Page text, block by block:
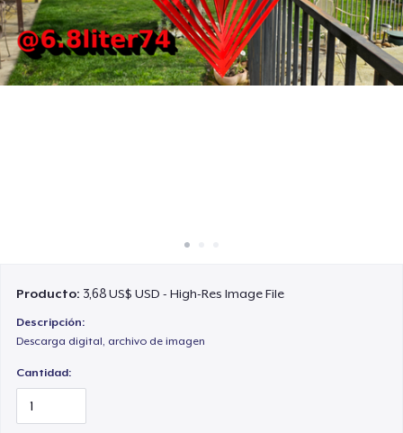
Venda en todas partes
Venda lo que sea
Producto: 3,68 US$ USD - High-Res Image File
Descripción:
Descarga digital, archivo de imagen
Cantidad: